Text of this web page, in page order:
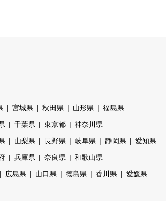
宮城県 秋田県 山形県 福島県
千葉県 東京都 神奈川県
山梨県 長野県 岐阜県 静岡県 愛知県
兵庫県 奈良県 和歌山県
広島県 山口県 徳島県 香川県 愛媛県